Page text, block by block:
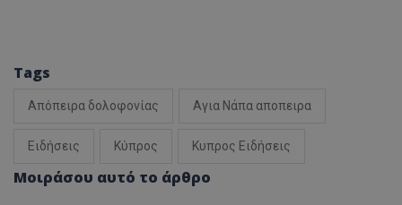
Tags
Απόπειρα δολοφονίας Αγια Νάπα αποπειρα
Ειδήσεις Κύπρος Κυπρος Ειδήσεις
Μοιράσου αυτό το άρθρο